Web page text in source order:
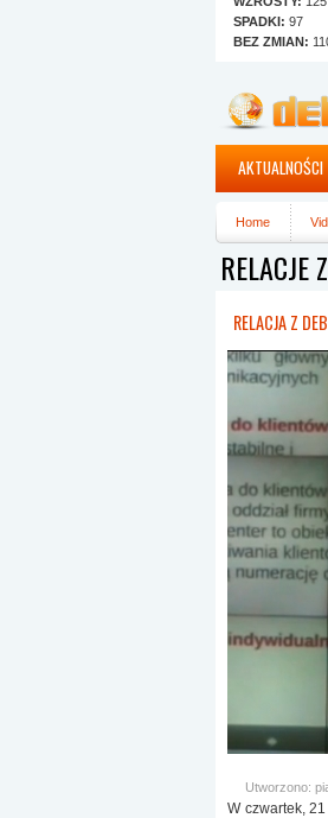
SPADKI: 97
BEZ ZMIAN:
AKTUALNOŚCI
Home
RELACJE
RELACJA Z
Utworzono:
W czwartek,